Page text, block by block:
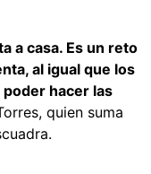
a casa. Es un reto
al igual que los
hacer las
quien suma